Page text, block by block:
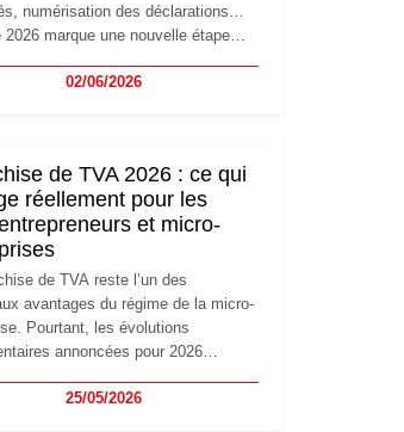
numérisation des déclarations…
2026 marque une nouvelle étape
indépendants. Si le régime de la
plus exigeant. Décryptage des
changements et des précautions
pour éviter les mauvaises
02/06/2026
de TVA 2026 : ce qui
réellement pour les
et micro-
de TVA reste l’un des
avantages du régime de la micro-
Pourtant, les évolutions
annoncées pour 2026
entrepreneurs, artisans et
25/05/2026